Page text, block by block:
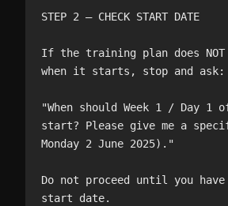
STEP 2 — CHECK START DATE
If the training plan does
when it starts, stop and ask:
"When should Week 1 / Day
start? Please give me a
Monday 2 June 2025)."
Do not proceed until you have
start date.